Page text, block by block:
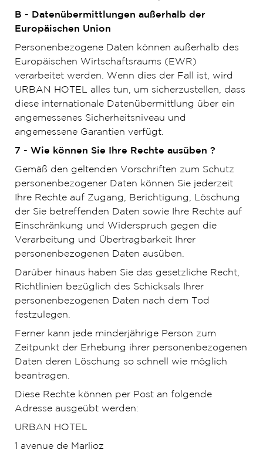
B - Datenübermittlungen außerhalb der
Europäischen Union
Personenbezogene Daten können außerhalb des
Europäischen Wirtschaftsraums (EWR)
verarbeitet werden. Wenn dies der Fall ist, wird
URBAN HOTEL alles tun, um sicherzustellen, dass
diese internationale Datenübermittlung über ein
angemessenes Sicherheitsniveau und
angemessene Garantien verfügt.
7 - Wie können Sie Ihre Rechte ausüben ?
Gemäß den geltenden Vorschriften zum Schutz
personenbezogener Daten können Sie jederzeit
Ihre Rechte auf Zugang, Berichtigung, Löschung
der Sie betreffenden Daten sowie Ihre Rechte auf
Einschränkung und Widerspruch gegen die
Verarbeitung und Übertragbarkeit Ihrer
personenbezogenen Daten ausüben.
Darüber hinaus haben Sie das gesetzliche Recht,
Richtlinien bezüglich des Schicksals Ihrer
personenbezogenen Daten nach dem Tod
festzulegen.
Ferner kann jede minderjährige Person zum
Zeitpunkt der Erhebung ihrer personenbezogenen
Daten deren Löschung so schnell wie möglich
beantragen.
Diese Rechte können per Post an folgende
Adresse ausgeübt werden:
URBAN HOTEL
1 avenue de Marlioz